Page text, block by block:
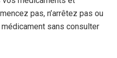
pas, n’arrêtez pas ou
sans consulter